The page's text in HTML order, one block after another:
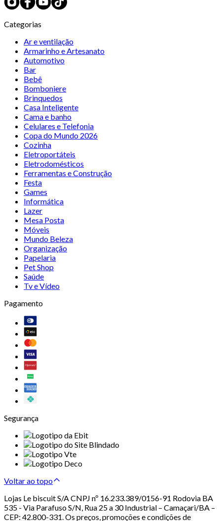
Categorias
Ar e ventilação
Armarinho e Artesanato
Automotivo
Bar
Bebê
Bomboniere
Brinquedos
Casa Inteligente
Cama e banho
Celulares e Telefonia
Copa do Mundo 2026
Cozinha
Eletroportáteis
Eletrodomésticos
Ferramentas e Construção
Festa
Games
Informática
Lazer
Mesa Posta
Móveis
Mundo Beleza
Organização
Papelaria
Pet Shop
Saúde
Tv e Vídeo
Pagamento
Segurança
Voltar ao topo
Lojas Le biscuit S/A CNPJ nº 16.233.389/0156-91 Rodovia BA
535 - Via Parafuso S/N, Rua 25 a 30 Industrial – Camaçari/BA –
CEP: 42.800-331. Os preços, promoções e condições de